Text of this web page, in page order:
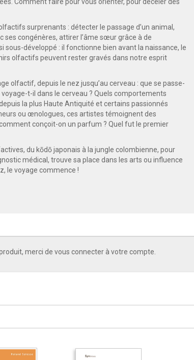
Comment faire pour vous orienter, pour déceler des
surprenants : détecter le passage d’un animal,
congénères, attirer l’âme sœur grâce à de
sous-développé : il fonctionne bien avant la naissance, le
olfactifs peuvent rester gravés dans notre esprit
olfactif, depuis le nez jusqu’au cerveau : que se passe-
t-il dans le cerveau ? Quels comportements
la plus Haute Antiquité et certains passionnés
ou œnologues, ces artistes témoignent des
conçoit-on un parfum ? Quel fut le premier
du kōdō japonais à la jungle colombienne, pour
médical, trouve sa place dans les arts ou influence
le voyage commence !
merci de vous connecter à votre compte.